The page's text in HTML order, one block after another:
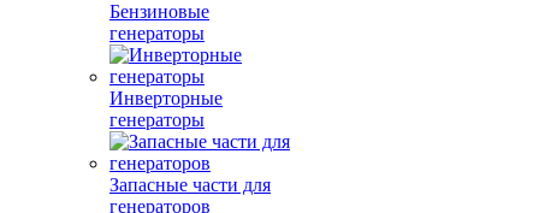
Бензиновые
генераторы
Инверторные
генераторы
Запасные части для
генераторов